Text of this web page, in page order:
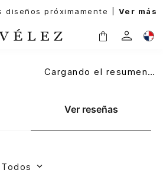
diseños próximamente | Ver más
Ver reseñas
Cargando el resumen…
Todos